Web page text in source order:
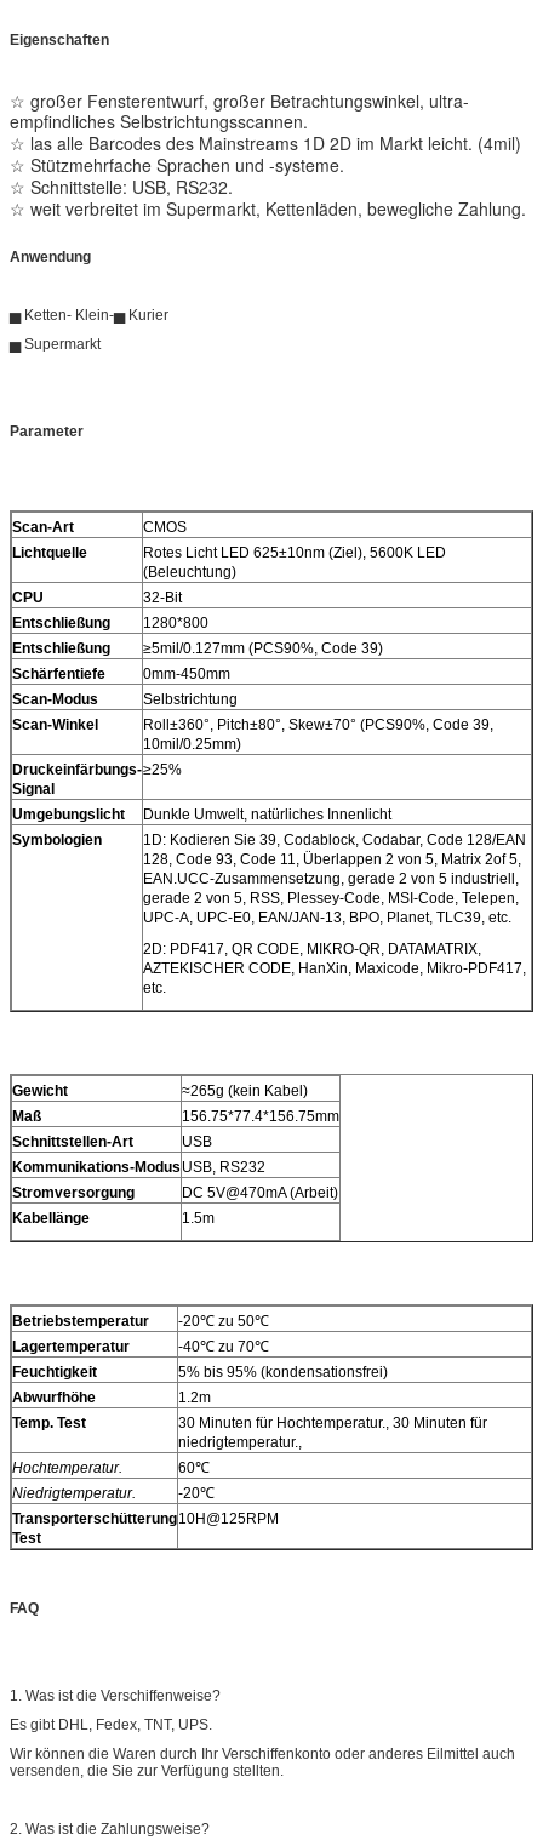
Eigenschaften
☆ großer Fensterentwurf, großer Betrachtungswinkel, ultra-
empfindliches Selbstrichtungsscannen.
☆ las alle Barcodes des Mainstreams 1D 2D im Markt leicht. (4mil)
☆ Stützmehrfache Sprachen und -systeme.
☆ Schnittstelle: USB, RS232.
☆ weit verbreitet im Supermarkt, Kettenläden, bewegliche Zahlung.
Anwendung
▅ Ketten- Klein-▅ Kurier
▅ Supermarkt
Parameter
Scan-Art
CMOS
Lichtquelle
Rotes Licht LED 625±10nm (Ziel), 5600K LED
(Beleuchtung)
CPU
32-Bit
Entschließung
1280*800
Entschließung
≥5mil/0.127mm (PCS90%, Code 39)
Schärfentiefe
0mm-450mm
Scan-Modus
Selbstrichtung
Scan-Winkel
Roll±360°, Pitch±80°, Skew±70° (PCS90%, Code 39,
10mil/0.25mm)
Druckeinfärbungs-
Signal
≥25%
Umgebungslicht
Dunkle Umwelt, natürliches Innenlicht
Symbologien
1D: Kodieren Sie 39, Codablock, Codabar, Code 128/EAN
128, Code 93, Code 11, Überlappen 2 von 5, Matrix 2of 5,
EAN.UCC-Zusammensetzung, gerade 2 von 5 industriell,
gerade 2 von 5, RSS, Plessey-Code, MSI-Code, Telepen,
UPC-A, UPC-E0, EAN/JAN-13, BPO, Planet, TLC39, etc.
2D: PDF417, QR CODE, MIKRO-QR, DATAMATRIX,
AZTEKISCHER CODE, HanXin, Maxicode, Mikro-PDF417,
etc.
Gewicht
≈265g (kein Kabel)
Maß
156.75*77.4*156.75mm
Schnittstellen-Art
USB
Kommunikations-Modus USB, RS232
Stromversorgung
DC 5V@470mA (Arbeit)
Kabellänge
1.5m
Betriebstemperatur
-20℃ zu 50℃
Lagertemperatur
-40℃ zu 70℃
Feuchtigkeit
5% bis 95% (kondensationsfrei)
Abwurfhöhe
1.2m
Temp. Test
30 Minuten für Hochtemperatur., 30 Minuten für
niedrigtemperatur.,
Hochtemperatur.
60℃
Niedrigtemperatur.
-20℃
Transporterschütterung
Test
10H@125RPM
FAQ
1. Was ist die Verschiffenweise?
Es gibt DHL, Fedex, TNT, UPS.
Wir können die Waren durch Ihr Verschiffenkonto oder anderes Eilmittel auch
versenden, die Sie zur Verfügung stellten.
2. Was ist die Zahlungsweise?